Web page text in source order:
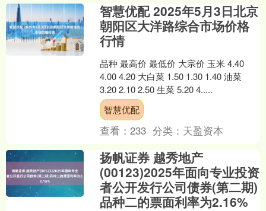
智慧优配 2025年5月3日北京
朝阳区大洋路综合市场价格
行情
品种 最高价 最低价 大宗价 玉米 4.40
4.00 4.20 大白菜 1.50 1.30 1.40 油菜
3.20 2.10 2.50 生菜 5.20 4.....
智慧优配
查看：233 分类： 天盈资本
扬帆证券 越秀地产
(00123)2025年面向专业投资
者公开发行公司债券(第二期)
品种二的票面利率为2.16%